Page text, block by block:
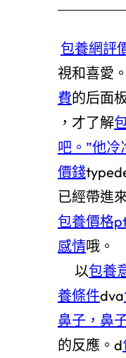
包養網評
視和喜愛
費的后面
，才了解
吧。”他
價錢
已經帶進
包養價格
感情哦。
以包養
養條件dva
鼻子，鼻
的反應。d